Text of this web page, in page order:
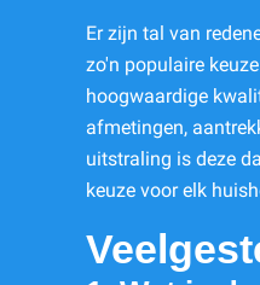
Er zijn tal van
zo'n populaire
hoogwaardige
afmetingen,
uitstraling is deze
keuze voor elk